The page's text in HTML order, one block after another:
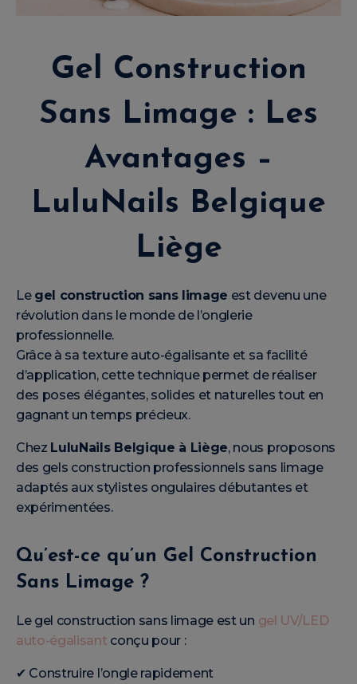
Gel Construction
Sans Limage : Les
Avantages –
LuluNails Belgique
Liège
Le gel construction sans limage est devenu une
révolution dans le monde de l’onglerie
professionnelle.
Grâce à sa texture auto-égalisante et sa facilité
d’application, cette technique permet de réaliser
des poses élégantes, solides et naturelles tout en
gagnant un temps précieux.
Chez LuluNails Belgique à Liège, nous proposons
des gels construction professionnels sans limage
adaptés aux stylistes ongulaires débutantes et
expérimentées.
Qu’est-ce qu’un Gel Construction
Sans Limage ?
Le gel construction sans limage est un gel UV/LED
auto-égalisant conçu pour :
✔ Construire l’ongle rapidement